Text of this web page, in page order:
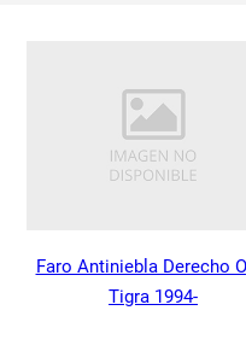
Faro Antiniebla Derecho
Tigra 1994-